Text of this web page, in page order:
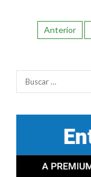
Anterior